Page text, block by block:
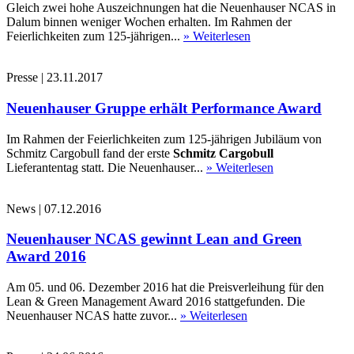
Gleich zwei hohe Auszeichnungen hat die Neuenhauser NCAS in
Dalum binnen weniger Wochen erhalten. Im Rahmen der
Feierlichkeiten zum 125-jährigen... » Weiterlesen
Presse | 23.11.2017
Neuenhauser Gruppe erhält Performance Award
Im Rahmen der Feierlichkeiten zum 125-jährigen Jubiläum von
Schmitz Cargobull fand der erste Schmitz Cargobull
Lieferantentag statt. Die Neuenhauser... » Weiterlesen
News | 07.12.2016
Neuenhauser NCAS gewinnt Lean and Green
Award 2016
Am 05. und 06. Dezember 2016 hat die Preisverleihung für den
Lean & Green Management Award 2016 stattgefunden. Die
Neuenhauser NCAS hatte zuvor... » Weiterlesen